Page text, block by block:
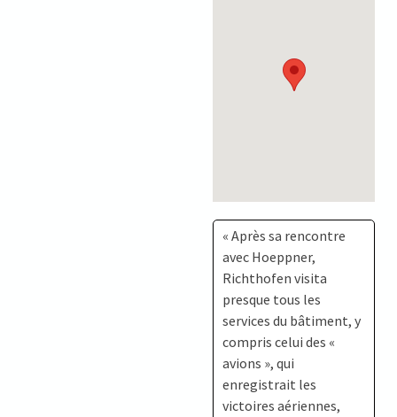
« Après sa rencontre
avec Hoeppner,
Richthofen visita
presque tous les
services du bâtiment, y
compris celui des «
avions », qui
enregistrait les
victoires aériennes,